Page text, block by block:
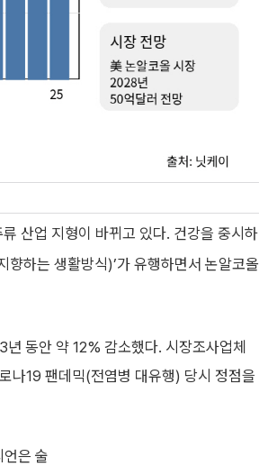
산업 지형이 바뀌고 있다. 건강을 중시하
하는 생활방식)’가 유행하면서 논알코올
동안 약 12% 감소했다. 시장조사업체
나19 팬데믹(전염병 대유행) 당시 정점을
은 술